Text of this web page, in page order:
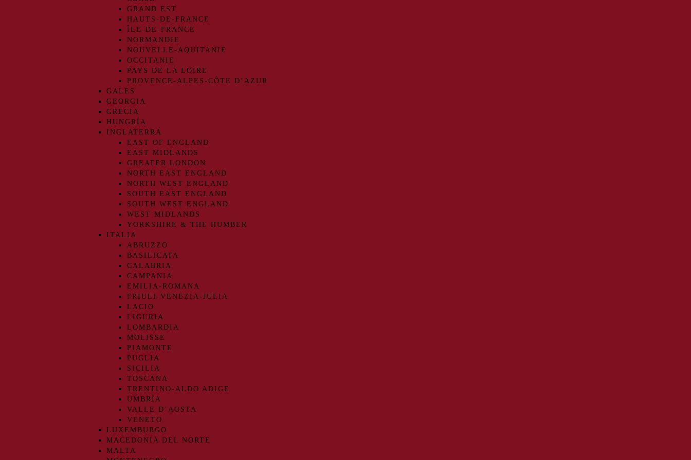
GRAND EST
HAUTS-DE-FRANCE
ÎLE-DE-FRANCE
NORMANDIE
NOUVELLE-AQUITANIE
OCCITANIE
PAYS DE LA LOIRE
PROVENCE-ALPES-CÔTE D’AZUR
GALES
GEORGIA
GRECIA
HUNGRÍA
INGLATERRA
EAST OF ENGLAND
EAST MIDLANDS
GREATER LONDON
NORTH EAST ENGLAND
NORTH WEST ENGLAND
SOUTH EAST ENGLAND
SOUTH WEST ENGLAND
WEST MIDLANDS
YORKSHIRE & THE HUMBER
ITALIA
ABRUZZO
BASILICATA
CALABRIA
CAMPANIA
EMILIA-ROMANA
FRIULI-VENEZIA-JULIA
LACIO
LIGURIA
LOMBARDIA
MOLISSE
PIAMONTE
PUGLIA
SICILIA
TOSCANA
TRENTINO-ALDO ADIGE
UMBRÍA
VALLE D’AOSTA
VENETO
LUXEMBURGO
MACEDONIA DEL NORTE
MALTA